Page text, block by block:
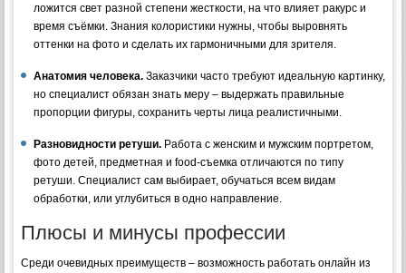
ложится свет разной степени жесткости, на что влияет ракурс и
время съёмки. Знания колористики нужны, чтобы выровнять
оттенки на фото и сделать их гармоничными для зрителя.
Анатомия человека. Заказчики часто требуют идеальную картинку,
но специалист обязан знать меру – выдержать правильные
пропорции фигуры, сохранить черты лица реалистичными.
Разновидности ретуши. Работа с женским и мужским портретом,
фото детей, предметная и food-съемка отличаются по типу
ретуши. Специалист сам выбирает, обучаться всем видам
обработки, или углубиться в одно направление.
Плюсы и минусы профессии
Среди очевидных преимуществ – возможность работать онлайн из